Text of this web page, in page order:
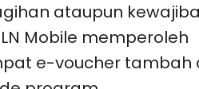
ataupun
Mobile memperoleh
e-voucher tambah